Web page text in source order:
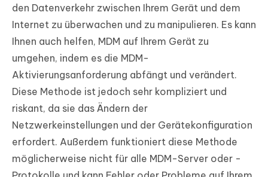
den Datenverkehr zwischen Ihrem Gerät und dem
Internet zu überwachen und zu manipulieren. Es kann
Ihnen auch helfen, MDM auf Ihrem Gerät zu
umgehen, indem es die MDM-
Aktivierungsanforderung abfängt und verändert.
Diese Methode ist jedoch sehr kompliziert und
riskant, da sie das Ändern der
Netzwerkeinstellungen und der Gerätekonfiguration
erfordert. Außerdem funktioniert diese Methode
möglicherweise nicht für alle MDM-Server oder -